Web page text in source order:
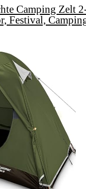
Camping Zelt
Festival,